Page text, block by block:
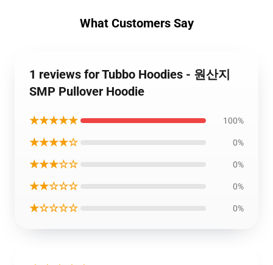
What Customers Say
1 reviews for Tubbo Hoodies - 원산지
SMP Pullover Hoodie
★★★★★ 100%
★★★★☆ 0%
★★★☆☆ 0%
★★☆☆☆ 0%
★☆☆☆☆ 0%